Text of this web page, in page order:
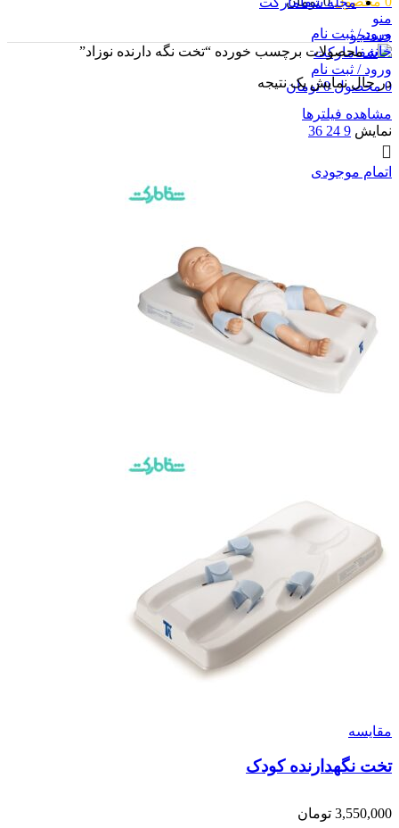
منو
جستجو
ورود / ثبت نام
0 محصول 0 تومان
ورود / ثبت نام
خانهمحصولات برچسب خورده “تخت نگه دارنده نوزاد”
در حال نمایش یک نتیجه
مشاهده فیلترها
نمایش 9
24
36
اتمام موجودی
مقایسه
تخت نگهدارنده کودک
3,550,000 تومان